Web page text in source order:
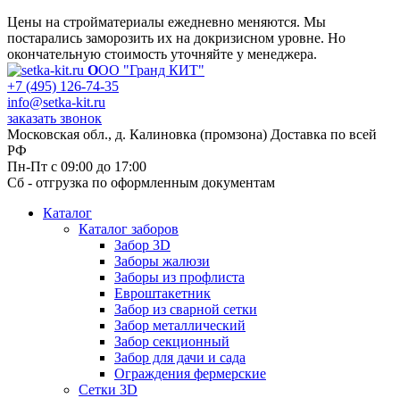
Цены на стройматериалы ежедневно меняются. Мы
постарались заморозить их на докризисном уровне. Но
окончательную стоимость уточняйте у менеджера.
ООО "Гранд КИТ"
+7 (495) 126-74-35
info@setka-kit.ru
заказать звонок
Московская обл., д. Калиновка (промзона) Доставка по всей
РФ
Пн-Пт с 09:00 до 17:00
Сб - отгрузка по оформленным документам
Каталог
Каталог заборов
Забор 3D
Заборы жалюзи
Заборы из профлиста
Евроштакетник
Забор из сварной сетки
Забор металлический
Забор секционный
Забор для дачи и сада
Ограждения фермерские
Сетки 3D